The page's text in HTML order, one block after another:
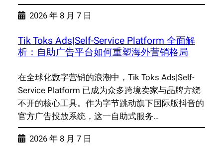
2026 年 8 月 7 日
Tik Toks Ads|Self-Service Platform 全面解
析：自助广告平台如何重塑海外营销格局
在全球化数字营销的浪潮中，Tik Toks Ads|Self-
Service Platform 已成为众多跨境卖家与品牌方绕
不开的核心工具。作为字节跳动旗下国际版抖音的
官方广告投放系统，这一自助式服务…
2026 年 8 月 7 日